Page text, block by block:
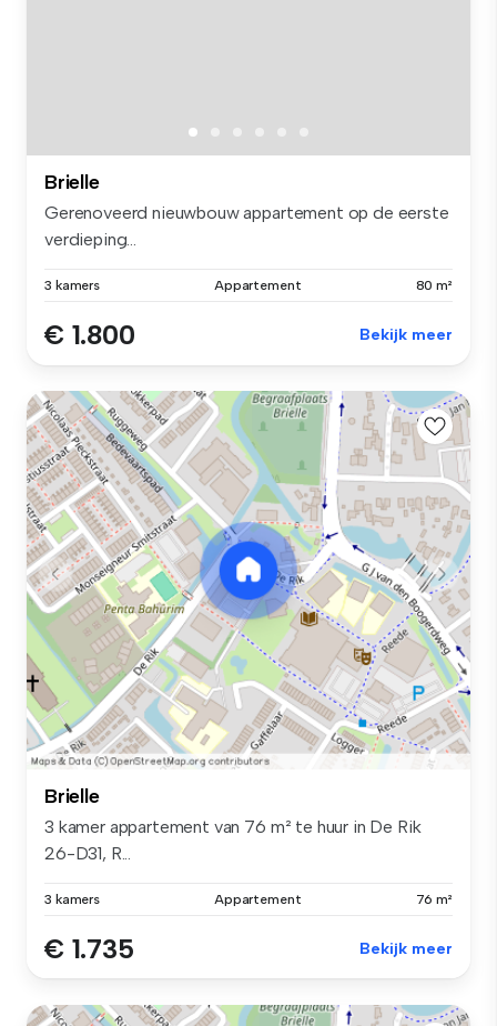
Brielle
Gerenoveerd nieuwbouw appartement op de eerste
verdieping...
3 kamers Appartement 80 m²
€ 1.800 Bekijk meer
Brielle
3 kamer appartement van 76 m² te huur in De Rik
26-D31, R...
3 kamers Appartement 76 m²
€ 1.735 Bekijk meer